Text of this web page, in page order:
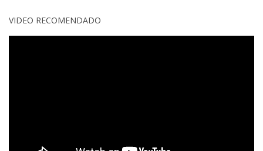
VIDEO RECOMENDADO